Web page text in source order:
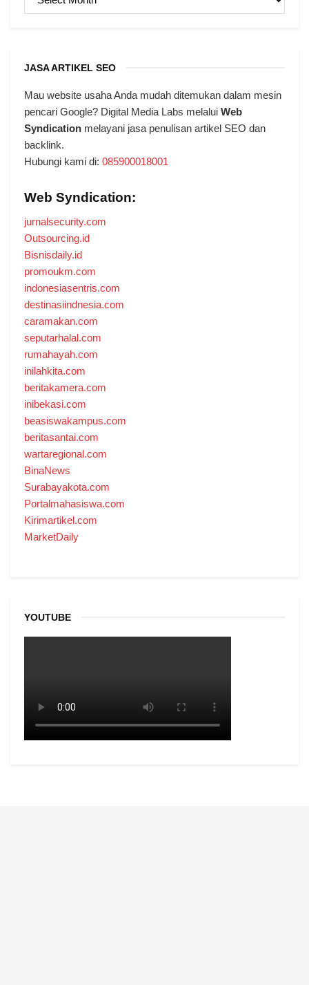
JASA ARTIKEL SEO
Mau website usaha Anda mudah ditemukan dalam mesin
pencari Google? Digital Media Labs melalui Web
Syndication melayani jasa penulisan artikel SEO dan
backlink.
Hubungi kami di: 085900018001
Web Syndication:
jurnalsecurity.com
Outsourcing.id
Bisnisdaily.id
promoukm.com
indonesiasentris.com
destinasiindnesia.com
caramakan.com
seputarhalal.com
rumahayah.com
inilahkita.com
beritakamera.com
inibekasi.com
beasiswakampus.com
beritasantai.com
wartaregional.com
BinaNews
Surabayakota.com
Portalmahasiswa.com
Kirimartikel.com
MarketDaily
YOUTUBE